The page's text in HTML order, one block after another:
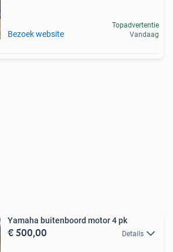
Bezoek website
Topadvertentie
Vandaag
Yamaha buitenboord motor 4 pk
€ 500,00 Details